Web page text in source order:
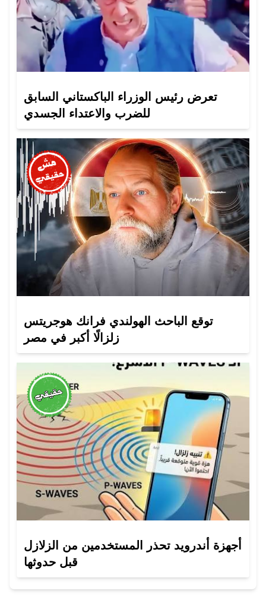
تعرض رئيس الوزراء الباكستاني السابق
للضرب والاعتداء الجسدي
توقع الباحث الهولندي فرانك هوجريتس
زلزالًا أكبر في مصر
أجهزة أندرويد تحذر المستخدمين من الزلازل
قبل حدوثها